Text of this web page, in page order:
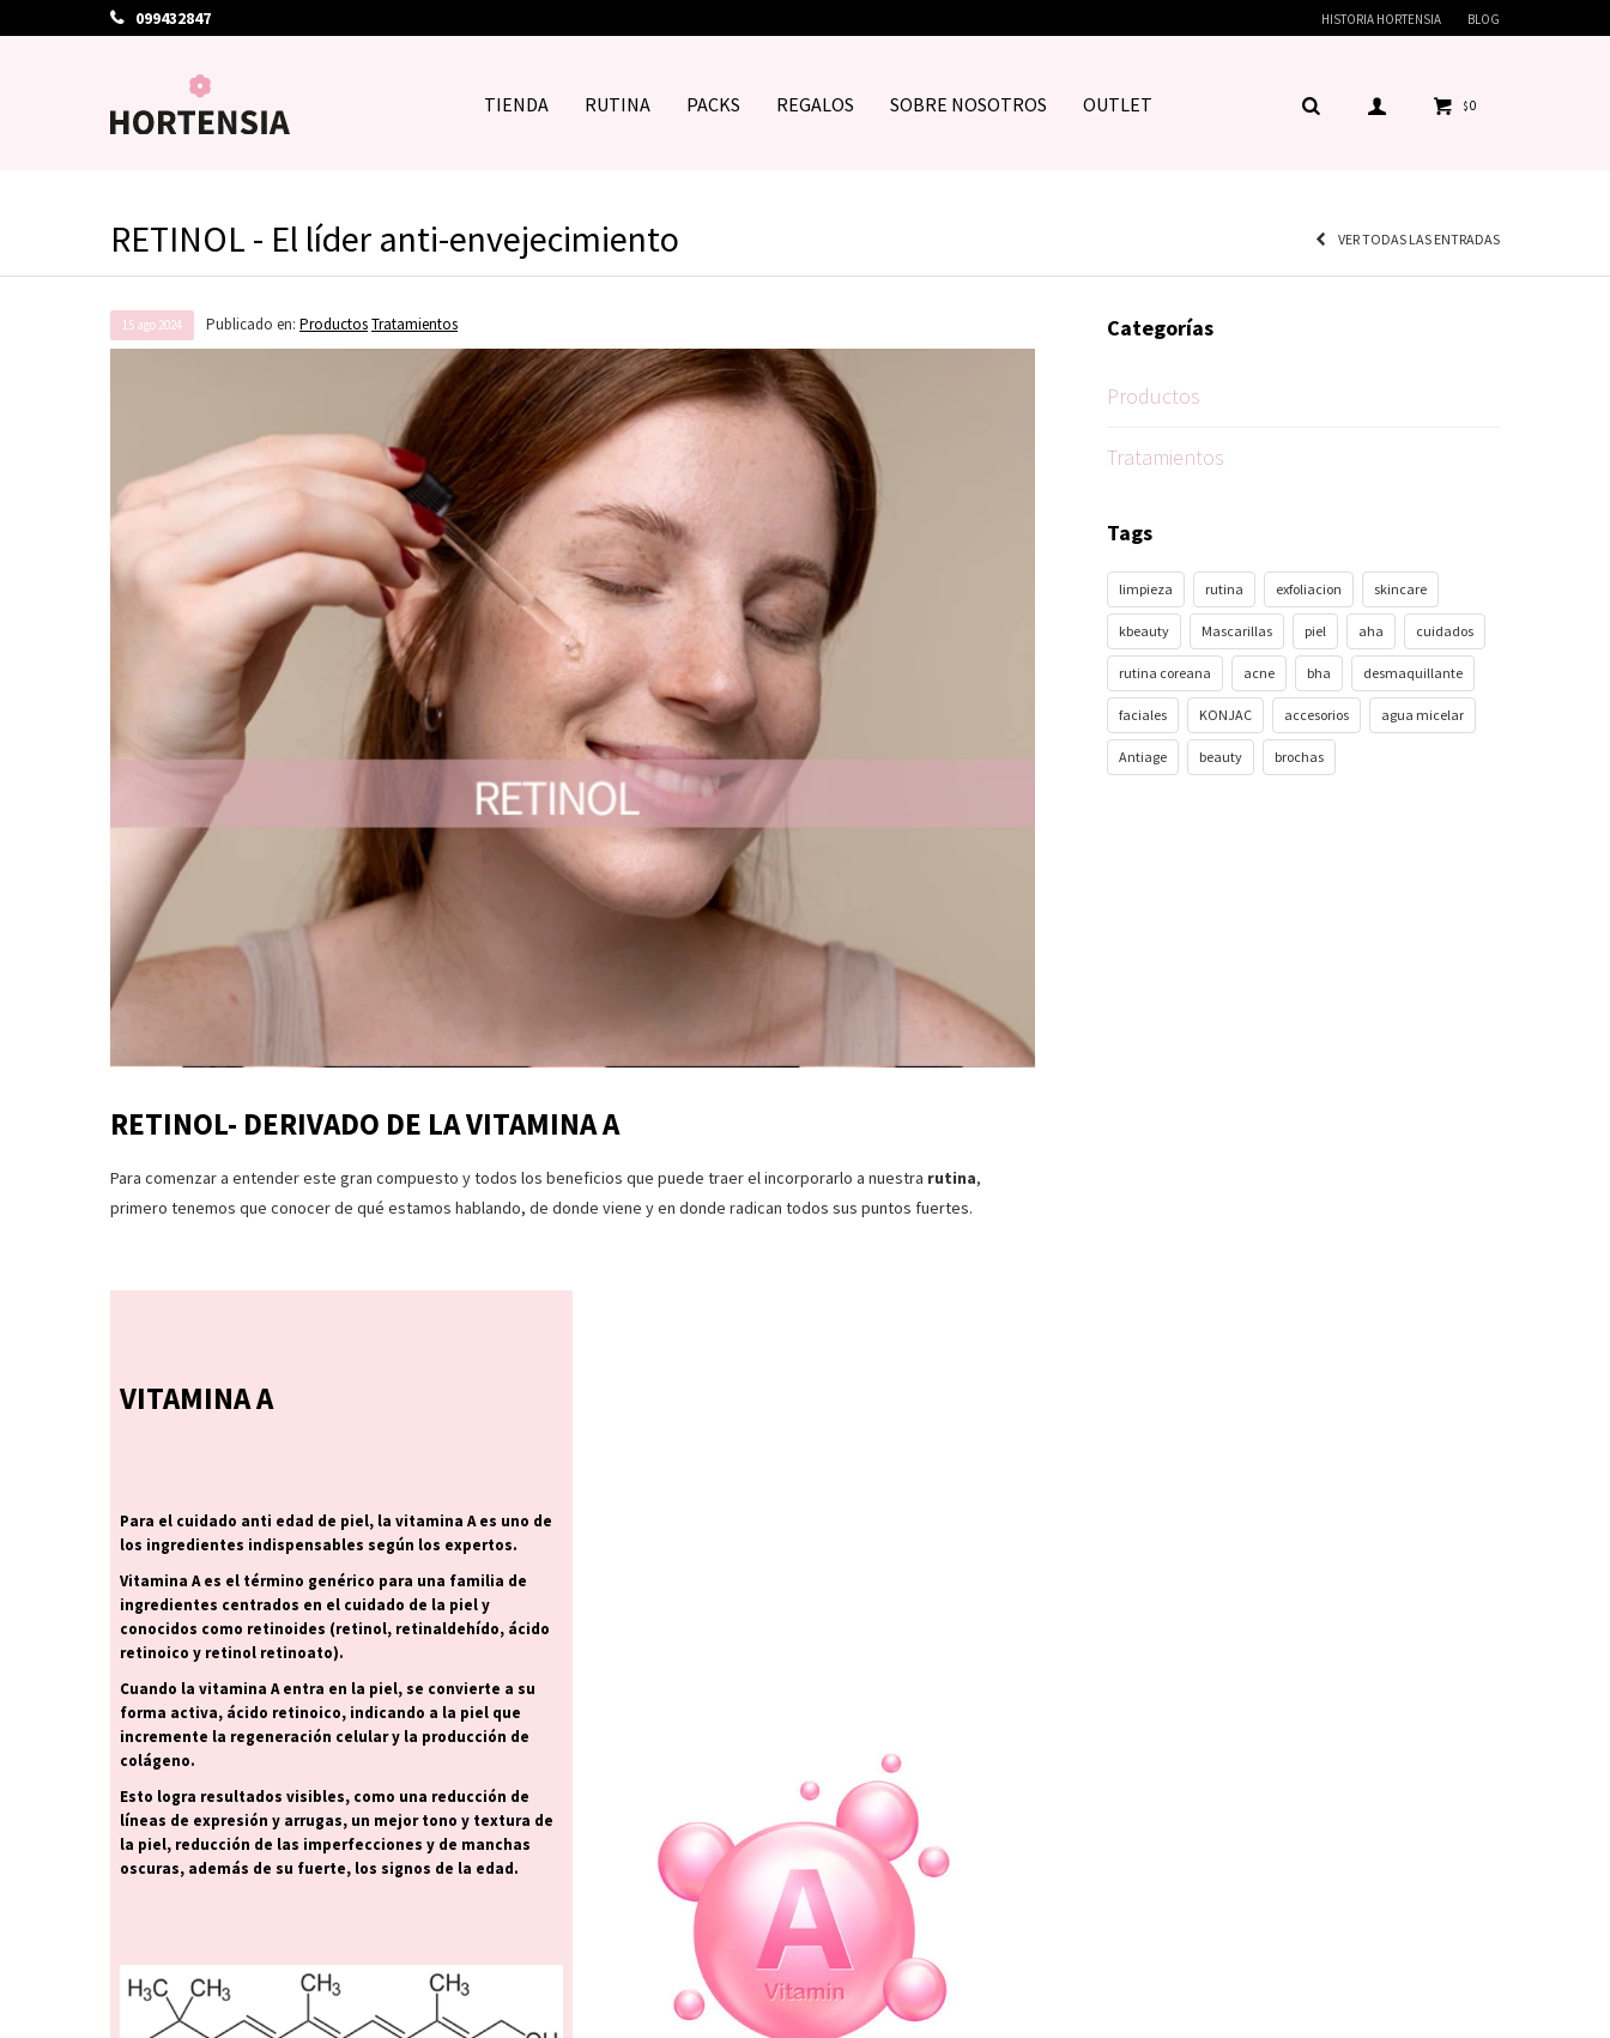
TIENDA RUTINA PACKS REGALOS SOBRE NOSOTROS OUTLET $0
099432847 HISTORIA HORTENSIA BLOG
RETINOL - El líder anti-envejecimiento VER TODAS LAS ENTRADAS
15 ago 2024 Publicado en: ProductosTratamientos
RETINOL- DERIVADO DE LA VITAMINA A
Para comenzar a entender este gran compuesto y todos los beneficios que puede traer el incorporarlo a nuestra rutina,
primero tenemos que conocer de qué estamos hablando, de donde viene y en donde radican todos sus puntos fuertes.
VITAMINA A
Para el cuidado anti edad de piel, la vitamina A es uno de
los ingredientes indispensables según los expertos.
Vitamina A es el término genérico para una familia de
ingredientes centrados en el cuidado de la piel y
conocidos como retinoides (retinol, retinaldehído, ácido
retinoico y retinol retinoato).
Cuando la vitamina A entra en la piel, se convierte a su
forma activa, ácido retinoico, indicando a la piel que
incremente la regeneración celular y la producción de
colágeno.
Esto logra resultados visibles, como una reducción de
líneas de expresión y arrugas, un mejor tono y textura de
la piel, reducción de las imperfecciones y de manchas
oscuras, además de su fuerte, los signos de la edad.
Categorías
Productos
Tratamientos
Tags
limpieza rutina exfoliacion skincare
kbeauty Mascarillas piel aha cuidados
rutina coreana acne bha desmaquillante
faciales KONJAC accesorios agua micelar
Antiage beauty brochas